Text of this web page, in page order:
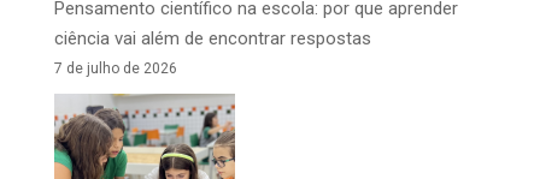
Pensamento científico na escola: por que aprender
ciência vai além de encontrar respostas
7 de julho de 2026